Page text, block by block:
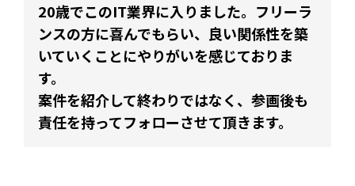
20歳でこのIT業界に入りました。フリーラ
ンスの方に喜んでもらい、良い関係性を築
いていくことにやりがいを感じておりま
す。
案件を紹介して終わりではなく、参画後も
責任を持ってフォローさせて頂きます。